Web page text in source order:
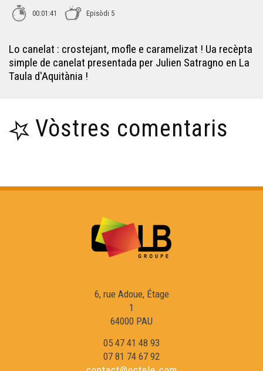
La Crostada - Taula d'Aquitània
Lo Clafotis - Taula d'Aquitània
La còca d'averans - Taula d'Aquitània
00:01:41 Episòdi 5
Lo canelat : crostejant, mofle e caramelizat ! Ua recèpta
simple de canelat presentada per Julien Satragno en La
Taula d'Aquitània !
Vòstres comentaris
6, rue Adoue, Étage
1
64000 PAU
05 47 41 48 93
07 81 74 67 92